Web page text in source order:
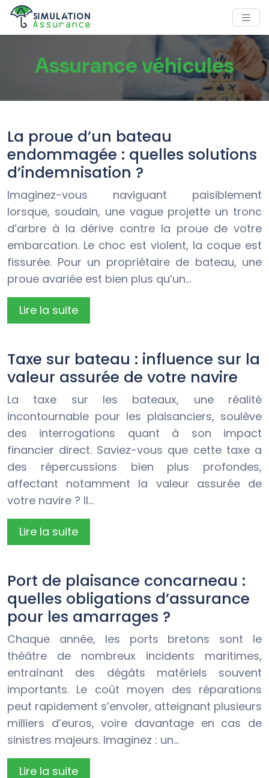
Assurance véhicules
La proue d’un bateau
endommagée : quelles solutions
d’indemnisation ?
Imaginez-vous naviguant paisiblement
lorsque, soudain, une vague projette un tronc
d’arbre à la dérive contre la proue de votre
embarcation. Le choc est violent, la coque est
fissurée. Pour un propriétaire de bateau, une
proue avariée est bien plus qu’un…
Lire la suite
Taxe sur bateau : influence sur la
valeur assurée de votre navire
La taxe sur les bateaux, une réalité
incontournable pour les plaisanciers, soulève
des interrogations quant à son impact
financier direct. Saviez-vous que cette taxe a
des répercussions bien plus profondes,
affectant notamment la valeur assurée de
votre navire ? Il…
Lire la suite
Port de plaisance concarneau :
quelles obligations d’assurance
pour les amarrages ?
Chaque année, les ports bretons sont le
théâtre de nombreux incidents maritimes,
entraînant des dégâts matériels souvent
importants. Le coût moyen des réparations
peut rapidement s’envoler, atteignant plusieurs
milliers d’euros, voire davantage en cas de
sinistres majeurs. Imaginez : un…
Lire la suite